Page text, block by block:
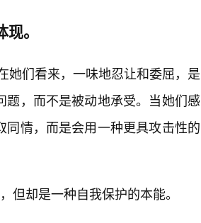
。
她们看来，一味地忍让和委屈，是
，而不是被动地承受。当她们感
情，而是会用一种更具攻击性的
但却是一种自我保护的本能。